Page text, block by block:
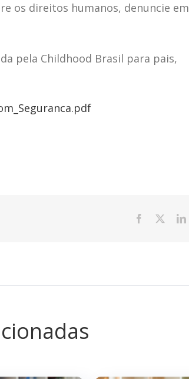
os direitos humanos, denuncie em
pela Childhood Brasil para pais,